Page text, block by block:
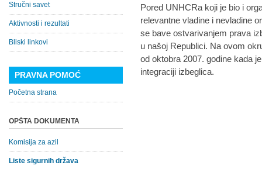
Pored UNHCRa koji je bio i
relevantne vladine i nevladine
se bave ostvarivanjem prava
u našoj Republici. Na ovom
od oktobra 2007. godine kada
integraciji izbeglica.
Stručni savet
Aktivnosti i rezultati
Bliski linkovi
PRAVNA POMOĆ
Početna strana
OPŠTA DOKUMENTA
Komisija za azil
Liste sigurnih država